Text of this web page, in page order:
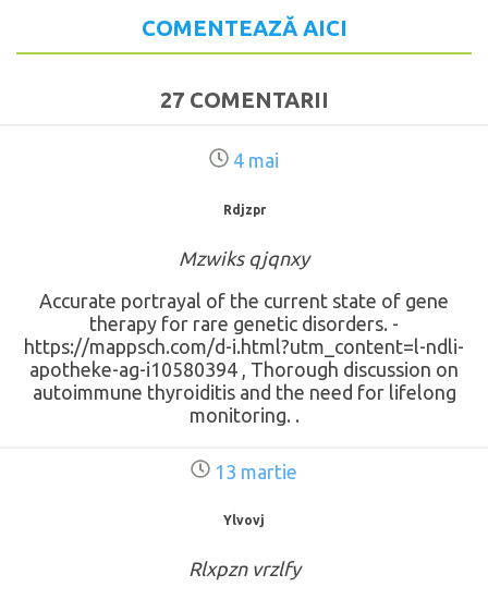
COMENTEAZĂ AICI
27 COMENTARII
4 mai
Rdjzpr
Mzwiks qjqnxy
Accurate portrayal of the current state of gene
therapy for rare genetic disorders. -
https://mappsch.com/d-i.html?utm_content=l-ndli-
apotheke-ag-i10580394 , Thorough discussion on
autoimmune thyroiditis and the need for lifelong
monitoring. .
13 martie
Ylvovj
Rlxpzn vrzlfy